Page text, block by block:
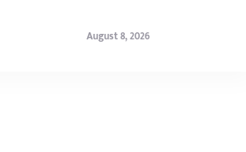
August 8, 2026